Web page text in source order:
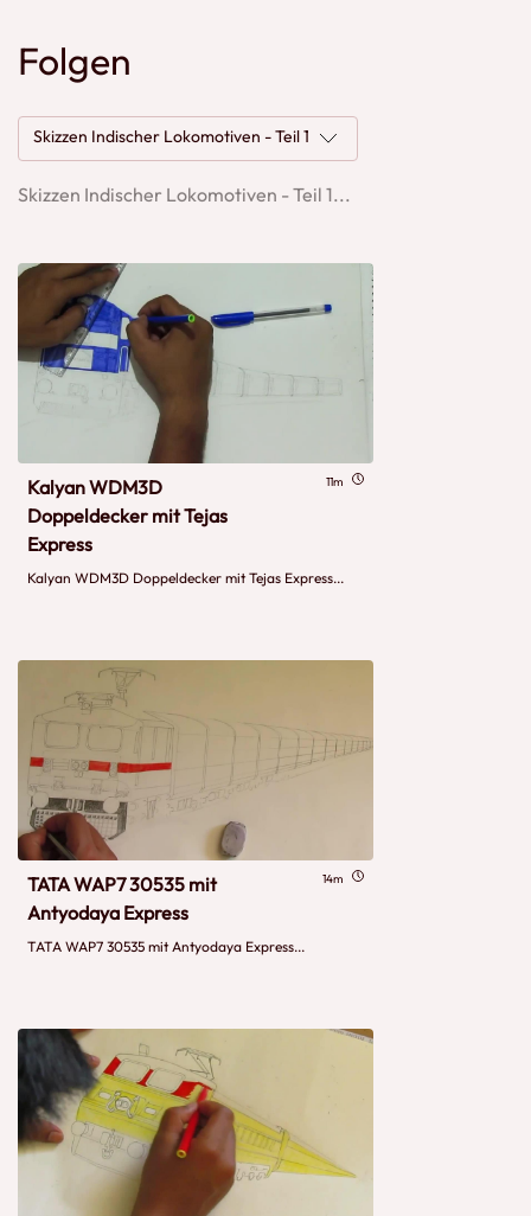
Folgen
Skizzen Indischer Lokomotiven - Teil 1
Skizzen Indischer Lokomotiven - Teil 1...
Kalyan WDM3D
Doppeldecker mit Tejas
Express
11m
Kalyan WDM3D Doppeldecker mit Tejas Express...
TATA WAP7 30535 mit
Antyodaya Express
14m
TATA WAP7 30535 mit Antyodaya Express...